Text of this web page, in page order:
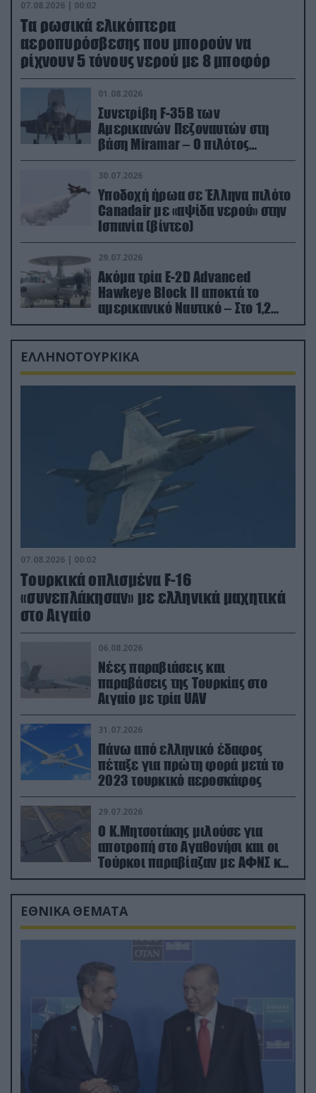
07.08.2026 | 00:02
Τα ρωσικά ελικόπτερα
αεροπυρόσβεσης που μπορούν να
ρίχνουν 5 τόνους νερού με 8 μποφόρ
01.08.2026
Συνετρίβη F-35B των
Αμερικανών Πεζοναυτών στη
βάση Miramar – Ο πιλότος
εκτινάχθηκε εγκαίρως
30.07.2026
Υποδοχή ήρωα σε Έλληνα πιλότο
Canadair με «αψίδα νερού» στην
Ισπανία (βίντεο)
29.07.2026
Ακόμα τρία E-2D Advanced
Hawkeye Block II αποκτά το
αμερικανικό Ναυτικό – Στο 1,2
δισ.δολάρια το κόστος
ΕΛΛΗΝΟΤΟΥΡΚΙΚΑ
07.08.2026 | 00:02
Τουρκικά οπλισμένα F-16
«συνεπλάκησαν» με ελληνικά μαχητικά
στο Αιγαίο
06.08.2026
Νέες παραβιάσεις και
παραβάσεις της Τουρκίας στο
Αιγαίο με τρία UAV
31.07.2026
Πάνω από ελληνικό έδαφος
πέταξε για πρώτη φορά μετά το
2023 τουρκικό αεροσκάφος
29.07.2026
Ο Κ.Μητσοτάκης μιλούσε για
αποτροπή στο Αγαθονήσι και οι
Τούρκοι παραβίαζαν με ΑΦΝΣ και
drone
ΕΘΝΙΚΑ ΘΕΜΑΤΑ